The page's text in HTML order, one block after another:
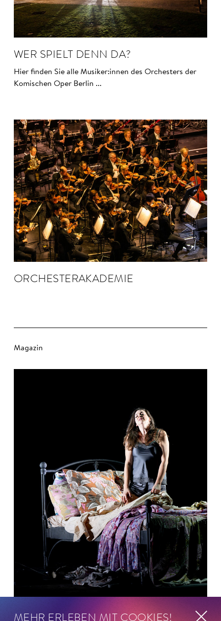
WER SPIELT DENN DA?
Hier finden Sie alle Musiker:innen des Orchesters der
Komischen Oper Berlin ...
ORCHESTER­AKADEMIE
Magazin
26. Juni 2026
MEHR ERLEBEN MIT COOKIES!